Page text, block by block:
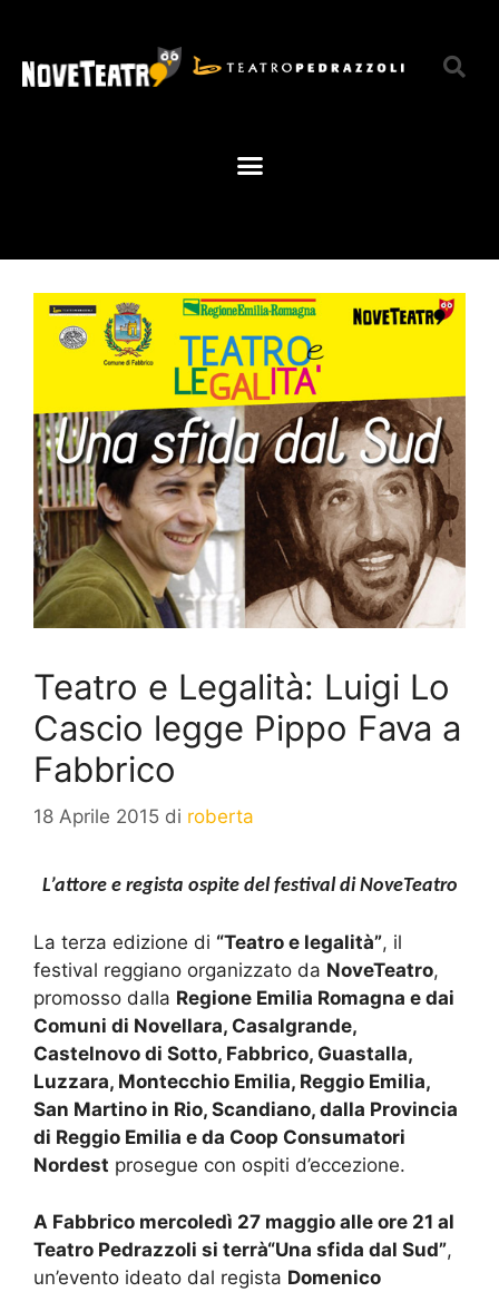
Teatro e Legalità: Luigi Lo
Cascio legge Pippo Fava a
Fabbrico
18 Aprile 2015 di roberta
L’attore e regista ospite del festival di NoveTeatro
La terza edizione di “Teatro e legalità”, il
festival reggiano organizzato da NoveTeatro,
promosso dalla Regione Emilia Romagna e dai
Comuni di Novellara, Casalgrande,
Castelnovo di Sotto, Fabbrico, Guastalla,
Luzzara, Montecchio Emilia, Reggio Emilia,
San Martino in Rio, Scandiano, dalla Provincia
di Reggio Emilia e da Coop Consumatori
Nordest prosegue con ospiti d’eccezione.
A Fabbrico mercoledì 27 maggio alle ore 21 al
Teatro Pedrazzoli si terrà“Una sfida dal Sud”,
un’evento ideato dal regista Domenico